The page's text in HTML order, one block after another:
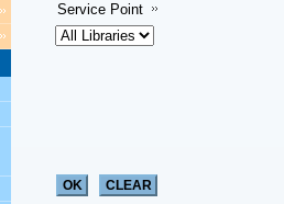
Service Point